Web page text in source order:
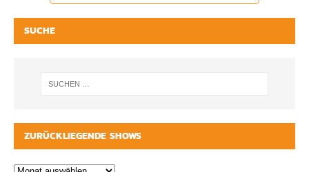
SUCHE
ZURÜCKLIEGENDE SHOWS